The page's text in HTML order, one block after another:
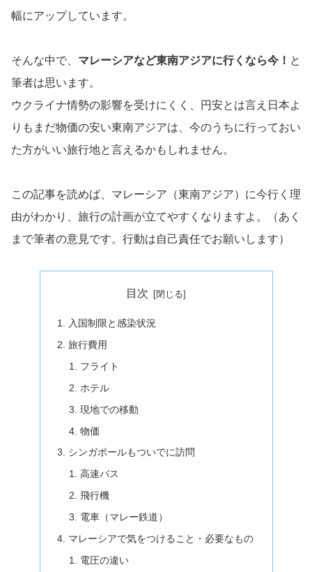
幅にアップしています。
そんな中で、 マレーシアなど東南アジアに行くなら今！ と
筆者は思います。
ウクライナ情勢の影響を受けにくく、円安とは言え日本よ
りもまだ物価の安い東南アジアは、今のうちに行っておい
た方がいい旅行地と言えるかもしれません。
この記事を読めば、マレーシア（東南アジア）に今行く理
由がわかり、旅行の計画が立てやすくなりますよ。（あく
まで筆者の意見です。行動は自己責任でお願いします）
目次
入国制限と感染状況
旅行費用
フライト
ホテル
現地での移動
物価
シンガポールもついでに訪問
高速バス
飛行機
電車（マレー鉄道）
マレーシアで気をつけること・必要なもの
電圧の違い